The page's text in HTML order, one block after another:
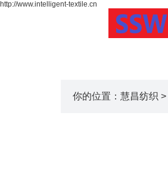
http://www.intelligent-textile.cn
你的位置： 慧昌纺织 >